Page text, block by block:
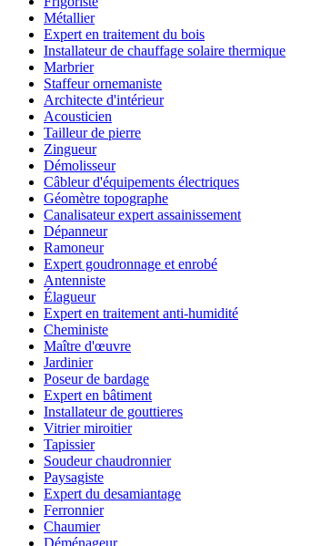
Métallier
Expert en traitement du bois
Installateur de chauffage solaire thermique
Marbrier
Staffeur ornemaniste
Architecte d'intérieur
Acousticien
Tailleur de pierre
Zingueur
Démolisseur
Câbleur d'équipements électriques
Géomètre topographe
Canalisateur expert assainissement
Dépanneur
Ramoneur
Expert goudronnage et enrobé
Antenniste
Élagueur
Expert en traitement anti-humidité
Cheministe
Maître d'œuvre
Jardinier
Poseur de bardage
Expert en bâtiment
Installateur de gouttieres
Vitrier miroitier
Tapissier
Soudeur chaudronnier
Paysagiste
Expert du desamiantage
Ferronnier
Chaumier
Déménageur